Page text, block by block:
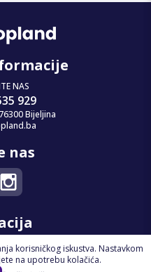
NAS
929
Bijeljina
nas
korisničkog iskustva. Nastavkom
na upotrebu kolačića.